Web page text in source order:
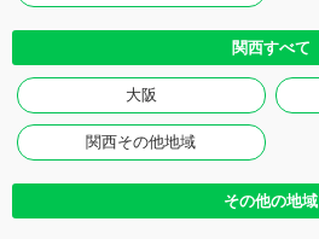
関西すべて
大阪
関西その他地域
その他の地域